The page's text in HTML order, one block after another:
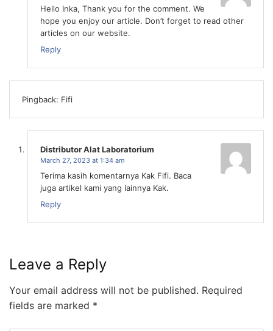
Hello Inka, Thank you for the comment. We
hope you enjoy our article. Don’t forget to read other
articles on our website.
Reply
Pingback: Fifi
Distributor Alat Laboratorium
March 27, 2023 at 1:34 am
Terima kasih komentarnya Kak Fifi. Baca
juga artikel kami yang lainnya Kak.
Reply
Leave a Reply
Your email address will not be published. Required
fields are marked *